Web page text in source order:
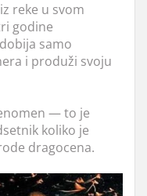
reke u svom
godine
samo
i produži svoju
— to je
koliko je
dragocena.